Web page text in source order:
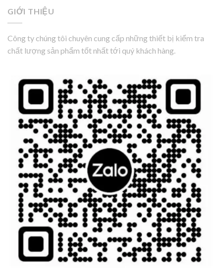
GIỚI THIỆU
Công ty chúng tôi chuyên cung cấp những thiết bị kiểm tra
chất lượng sản phẩm tốt nhất tới quý khách hàng.